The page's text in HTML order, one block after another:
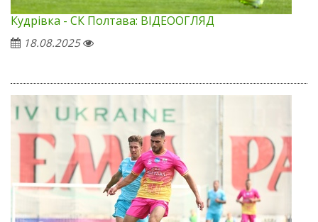
Кудрівка - СК Полтава: ВІДЕООГЛЯД
18.08.2025